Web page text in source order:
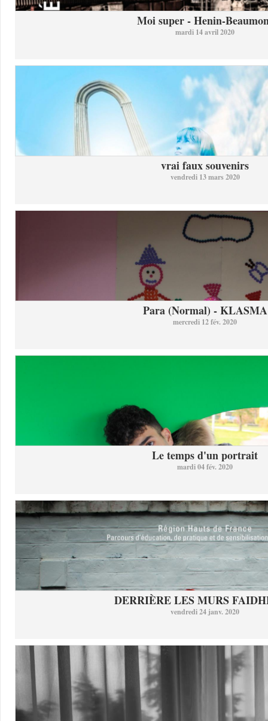
Moi super - Henin-
mardi 14 avril 2020
vrai faux souvenirs
vendredi 13 mars 2020
Para (Normal) - KLASMA
mercredi 12 fév. 2020
Le temps d'un portrait
mardi 04 fév. 2020
DERRIÈRE LES MURS
vendredi 24 janv. 2020